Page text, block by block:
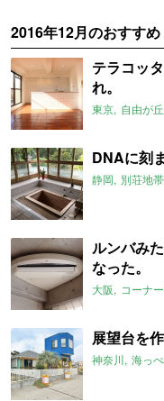
2016年12月のおすすめ
テラコッ
れ。
東京 自由が丘
DNAに刻
静岡 別荘地帯
ルンバみ
なった。
大阪 コーナ
展望台を
神奈川 海っ